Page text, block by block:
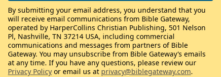
By submitting your email address, you understand that you
will receive email communications from Bible Gateway,
operated by HarperCollins Christian Publishing, 501 Nelson
Pl, Nashville, TN 37214 USA, including commercial
communications and messages from partners of Bible
Gateway. You may unsubscribe from Bible Gateway’s emails
at any time. If you have any questions, please review our
Privacy Policy or email us at privacy@biblegateway.com.